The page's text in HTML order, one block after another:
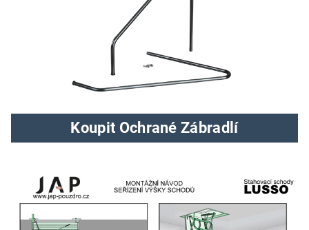
Koupit Ochrané Zábradlí